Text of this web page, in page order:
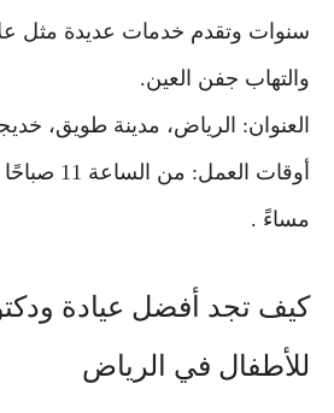
سنوات وتقدم خدمات عديدة مثل
والتهاب جفن العين.
العنوان: الرياض، مدينة طويق،
مساءً .
كيف تجد أفضل عيادة
للأطفال في الرياض